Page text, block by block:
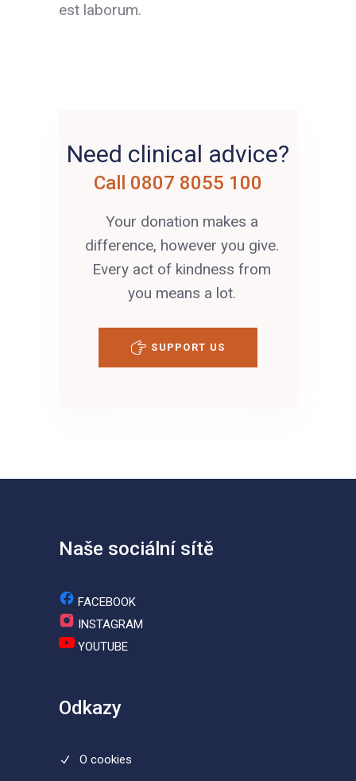
est laborum.
Need clinical advice?
Call 0807 8055 100
Your donation makes a
difference, however you give.
Every act of kindness from
you means a lot.
SUPPORT US
Naše sociální sítě
FACEBOOK
INSTAGRAM
YOUTUBE
Odkazy
O cookies